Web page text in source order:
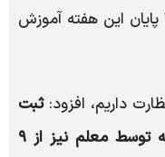
پایان این هفته آموزش
داریم، افزود:ثبت
ارزشیابی توصیفی و کیفی در سامانه توسط معلم نیز از ۹